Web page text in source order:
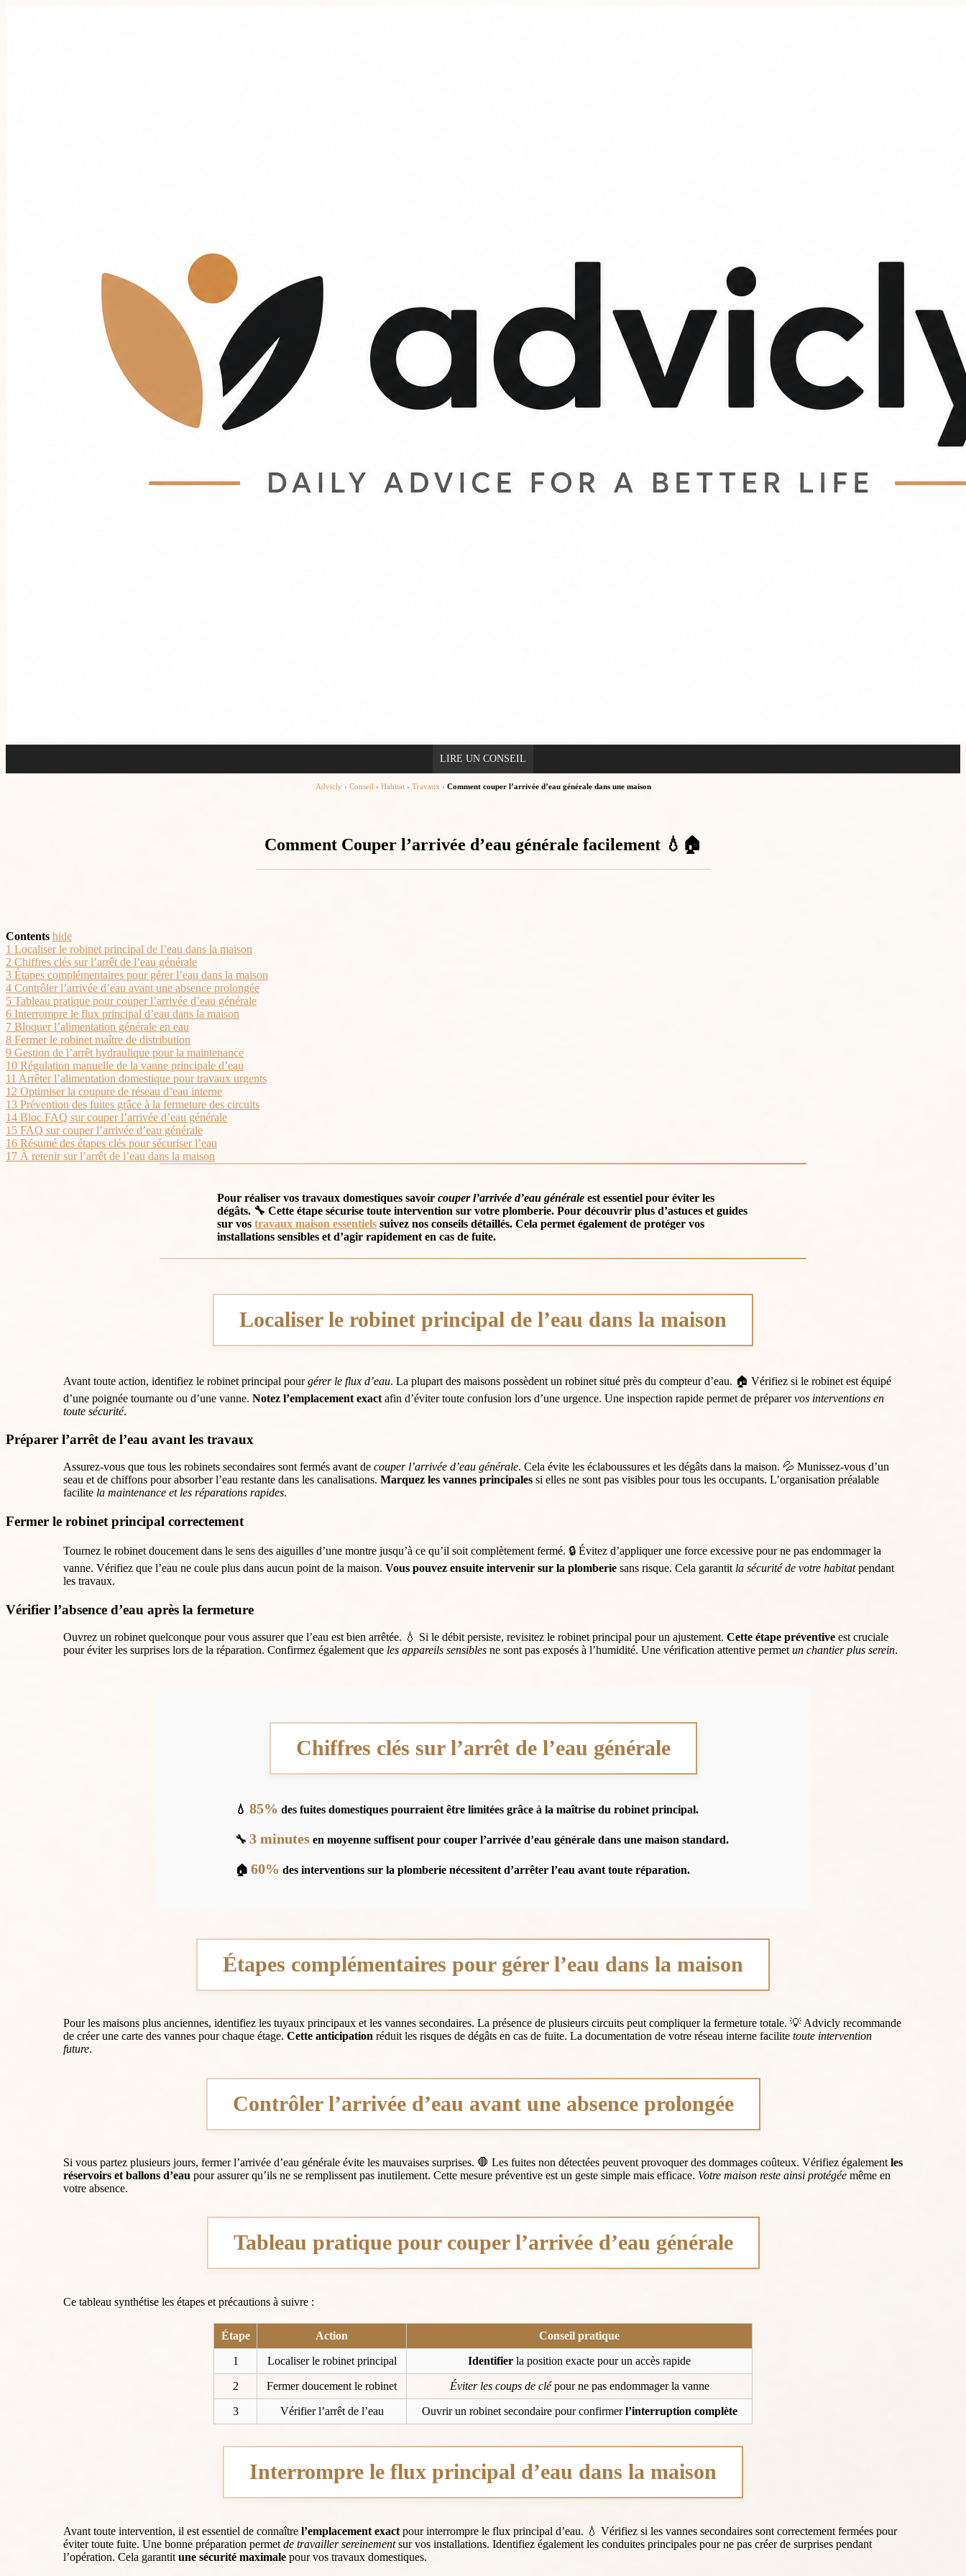
LIRE UN CONSEIL
Advicly› Conseil › Habitat› Travaux › Comment couper l’arrivée d’eau générale dans une maison
Comment Couper l’arrivée d’eau générale facilement 💧🏠
Contents hide
1 Localiser le robinet principal de l’eau dans la maison
2 Chiffres clés sur l’arrêt de l’eau générale
3 Étapes complémentaires pour gérer l’eau dans la maison
4 Contrôler l’arrivée d’eau avant une absence prolongée
5 Tableau pratique pour couper l’arrivée d’eau générale
6 Interrompre le flux principal d’eau dans la maison
7 Bloquer l’alimentation générale en eau
8 Fermer le robinet maître de distribution
9 Gestion de l’arrêt hydraulique pour la maintenance
10 Régulation manuelle de la vanne principale d’eau
11 Arrêter l’alimentation domestique pour travaux urgents
12 Optimiser la coupure de réseau d’eau interne
13 Prévention des fuites grâce à la fermeture des circuits
14 Bloc FAQ sur couper l’arrivée d’eau générale
15 FAQ sur couper l’arrivée d’eau générale
16 Résumé des étapes clés pour sécuriser l’eau
17 À retenir sur l’arrêt de l’eau dans la maison
Pour réaliser vos travaux domestiques savoir couper l’arrivée d’eau générale est essentiel pour éviter les
dégâts. 🔧 Cette étape sécurise toute intervention sur votre plomberie. Pour découvrir plus d’astuces et guides
sur vos travaux maison essentiels suivez nos conseils détaillés. Cela permet également de protéger vos
installations sensibles et d’agir rapidement en cas de fuite.
Localiser le robinet principal de l’eau dans la maison
Avant toute action, identifiez le robinet principal pourgérer le flux d’eau. La plupart des maisons possèdent un robinet situé près du compteur d’eau. 🏠 Vérifiez si le robinet est équipé
d’une poignée tournante ou d’une vanne. Notez l’emplacement exact afin d’éviter toute confusion lors d’une urgence. Une inspection rapide permet de préparervos interventions en
toute sécurité.
Préparer l’arrêt de l’eau avant les travaux
Assurez-vous que tous les robinets secondaires sont fermés avant de couper l’arrivée d’eau générale. Cela évite les éclaboussures et les dégâts dans la maison. 💦 Munissez-vous d’un
seau et de chiffons pour absorber l’eau restante dans les canalisations. Marquez les vannes principales si elles ne sont pas visibles pour tous les occupants. L’organisation préalable
facilite la maintenance et les réparations rapides.
Fermer le robinet principal correctement
Tournez le robinet doucement dans le sens des aiguilles d’une montre jusqu’à ce qu’il soit complètement fermé. 🔒 Évitez d’appliquer une force excessive pour ne pas endommager la
vanne. Vérifiez que l’eau ne coule plus dans aucun point de la maison. Vous pouvez ensuite intervenir sur la plomberie sans risque. Cela garantit la sécurité de votre habitatpendant
les travaux.
Vérifier l’absence d’eau après la fermeture
Ouvrez un robinet quelconque pour vous assurer que l’eau est bien arrêtée. 💧 Si le débit persiste, revisitez le robinet principal pour un ajustement. Cette étape préventive est cruciale
pour éviter les surprises lors de la réparation. Confirmez également que les appareils sensibles ne sont pas exposés à l’humidité. Une vérification attentive permet un chantier plus serein.
Chiffres clés sur l’arrêt de l’eau générale
💧 85% des fuites domestiques pourraient être limitées grâce à la maîtrise du robinet principal.
🔧 3 minutes en moyenne suffisent pour couper l’arrivée d’eau générale dans une maison standard.
🏠 60% des interventions sur la plomberie nécessitent d’arrêter l’eau avant toute réparation.
Étapes complémentaires pour gérer l’eau dans la maison
Pour les maisons plus anciennes, identifiez les tuyaux principaux et les vannes secondaires. La présence de plusieurs circuits peut compliquer la fermeture totale. 💡 Advicly recommande
de créer une carte des vannes pour chaque étage. Cette anticipation réduit les risques de dégâts en cas de fuite. La documentation de votre réseau interne facilite toute intervention
future.
Contrôler l’arrivée d’eau avant une absence prolongée
Si vous partez plusieurs jours, fermer l’arrivée d’eau générale évite les mauvaises surprises. 🛑 Les fuites non détectées peuvent provoquer des dommages coûteux. Vérifiez également les
réservoirs et ballons d’eau pour assurer qu’ils ne se remplissent pas inutilement. Cette mesure préventive est un geste simple mais efficace. Votre maison reste ainsi protégée même en
votre absence.
Tableau pratique pour couper l’arrivée d’eau générale
Ce tableau synthétise les étapes et précautions à suivre :
Étape Action Conseil pratique
1 Localiser le robinet principal Identifier la position exacte pour un accès rapide
2 Fermer doucement le robinet Éviter les coups de clépour ne pas endommager la vanne
3 Vérifier l’arrêt de l’eau Ouvrir un robinet secondaire pour confirmerl’interruption complète
Interrompre le flux principal d’eau dans la maison
Avant toute intervention, il est essentiel de connaître l’emplacement exact pour interrompre le flux principal d’eau. 💧 Vérifiez si les vannes secondaires sont correctement fermées pour
éviter toute fuite. Une bonne préparation permet de travailler sereinementsur vos installations. Identifiez également les conduites principales pour ne pas créer de surprises pendant
l’opération. Cela garantit une sécurité maximale pour vos travaux domestiques.